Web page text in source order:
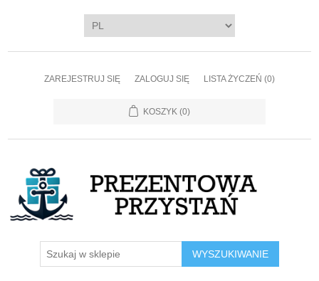
ZAREJESTRUJ SIĘ ZALOGUJ SIĘ LISTA ŻYCZEŃ (0)
KOSZYK (0)
WYSZUKIWANIE